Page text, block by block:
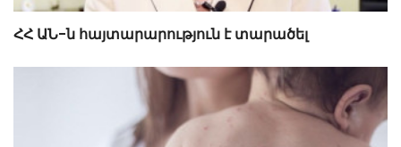
ՀՀ ԱՆ-ն հայտարարություն է տարածել